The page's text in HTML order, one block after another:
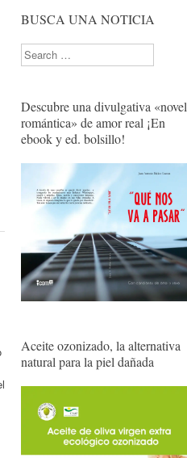
BUSCA UNA NOTICIA
Search
Descubre una divulgativa
romántica» de amor real ¡En
ebook y ed. bolsillo!
Aceite ozonizado, la alternativa
natural para la piel dañada